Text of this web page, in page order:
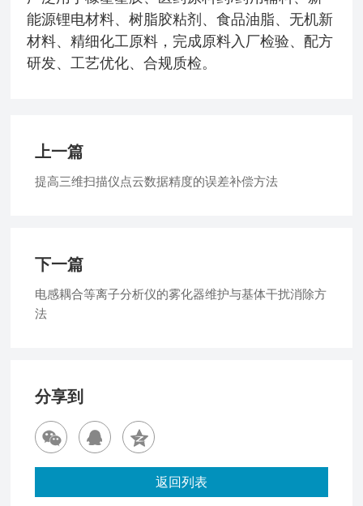
能源锂电材料、树脂胶粘剂、食品油脂、无机新
材料、精细化工原料，完成原料入厂检验、配方
研发、工艺优化、合规质检。
上一篇
提高三维扫描仪点云数据精度的误差补偿方法
下一篇
电感耦合等离子分析仪的雾化器维护与基体干扰消除方
法
分享到
返回列表